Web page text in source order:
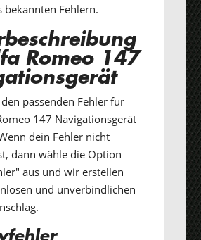
bekannten Fehlern.
Romeo 147
passenden Fehler für
147 Navigationsgerät
dein Fehler nicht
dann wähle die Option
aus und wir erstellen
und unverbindlichen